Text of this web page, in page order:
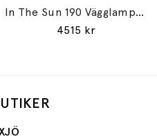
In The Sun 190 Vägglampa Silver/Gold
4515 kr